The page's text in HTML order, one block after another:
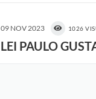
09 NOV 2023 1026
LEI PAULO